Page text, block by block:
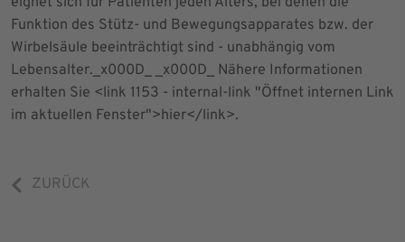
Funktion des Stütz- und Bewegungsapparates bzw. der
Wirbelsäule beeinträchtigt sind - unabhängig vom
Lebensalter._x000D_ _x000D_ Nähere Informationen
erhalten Sie <link 1153 - internal-link "Öffnet internen Link
im aktuellen Fenster">hier</link>.
ZURÜCK